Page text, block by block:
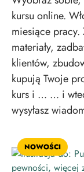
kursu online.
miesiące pracy.
materiały,
klientów,
kupują Twoje
kurs i … … i
wysyłasz
NOWOŚCI